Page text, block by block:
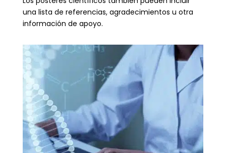
una lista de referencias, agradecimientos u otra
información de apoyo.